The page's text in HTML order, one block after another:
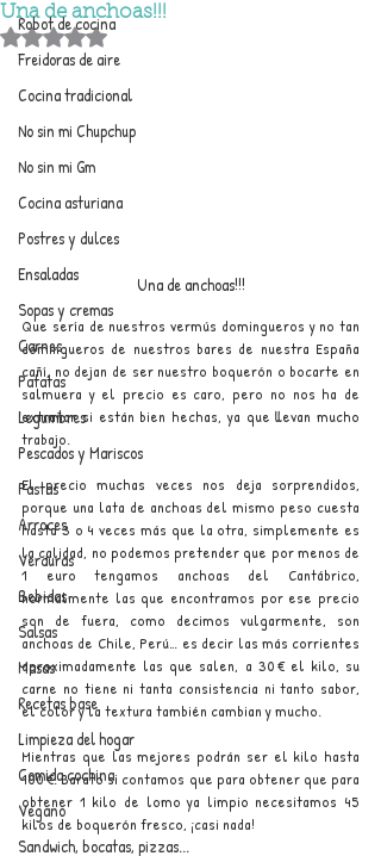
Robot de cocina
Freidoras de aire
Cocina tradicional
No sin mi Chupchup
No sin mi Gm
Cocina asturiana
Postres y dulces
Ensaladas
Sopas y cremas
Carnes
Patatas
Legumbres
Pescados y Mariscos
Pastas
Arroces
Verduras
Bebidas
Salsas
Masas
Recetas base
Limpieza del hogar
Comida cochina
Vegano
Sandwich, bocatas, pizzas...
Una de anchoas!!!
Obtuvo NaN de 5 estrellas.
Una de anchoas!!!
Que sería de nuestros vermús domingueros y no tan
domingueros de nuestros bares de nuestra España
cañí, no dejan de ser nuestro boquerón o bocarte en
salmuera y el precio es caro, pero no nos ha de
extrañar si están bien hechas, ya que llevan mucho
trabajo.
El precio muchas veces nos deja sorprendidos,
porque una lata de anchoas del mismo peso cuesta
hasta 3 o 4 veces más que la otra, simplemente es
la calidad, no podemos pretender que por menos de
1 euro tengamos anchoas del Cantábrico,
normalmente las que encontramos por ese precio
son de fuera, como decimos vulgarmente, son
anchoas de Chile, Perú… es decir las más corrientes
aproximadamente las que salen, a 30 € el kilo, su
carne no tiene ni tanta consistencia ni tanto sabor,
el color y la textura también cambian y mucho.
Mientras que las mejores podrán ser el kilo hasta
100 €. Barato si contamos que para obtener que para
obtener 1 kilo de lomo ya limpio necesitamos 45
kilos de boquerón fresco, ¡casi nada!